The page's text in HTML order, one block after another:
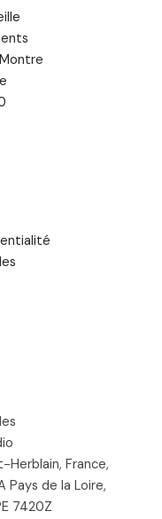
Herblain, France,
Pays de la Loire,
7420Z